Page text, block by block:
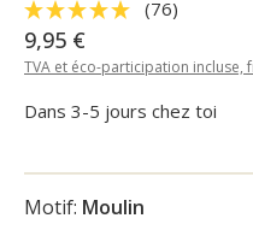
(76)
9,95 €
TVA et éco-participation incluse,
Dans 3-5 jours chez toi
Motif: Moulin